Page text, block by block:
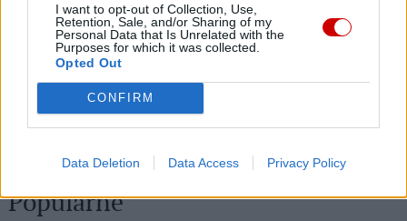
I want to opt-out of Collection, Use,
Retention, Sale, and/or Sharing of my
Personal Data that Is Unrelated with the
Purposes for which it was collected.
Opted Out
CONFIRM
Data Deletion Data Access Privacy Policy
Ukraińskie Kościoły wzywają do światowej modlitwy za Ukrainę
24 sierpnia
07 sierpnia 2026 | 21:53
Kard. Rossi: przyjazd Leona XIV do Argentyny hołdem dla
papieża Franciszka
Co czeka papieża Leona XIV w Ameryce Południowej?
Popularne